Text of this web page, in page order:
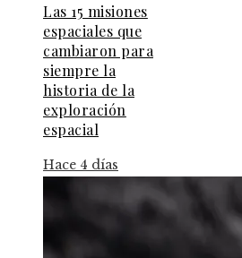
Las 15 misiones
espaciales que
cambiaron para
siempre la
historia de la
exploración
espacial
Hace 4 días